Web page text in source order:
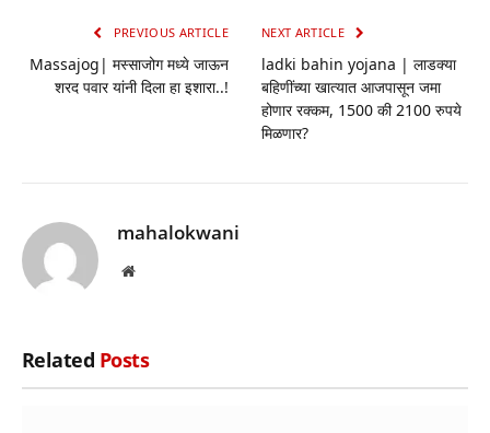
PREVIOUS ARTICLE
Massajog| मस्साजोग मध्ये जाऊन
शरद पवार यांनी दिला हा इशारा..!
NEXT ARTICLE
ladki bahin yojana | लाडक्या
बहिणींच्या खात्यात आजपासून जमा
होणार रक्कम, 1500 की 2100 रुपये
मिळणार?
mahalokwani
Website
Related Posts